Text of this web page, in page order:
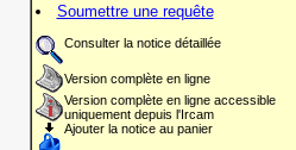
Soumettre une requête
Consulter la notice détaillée
Version complète en ligne
Version complète en ligne accessible
uniquement depuis l'Ircam
Ajouter la notice au panier